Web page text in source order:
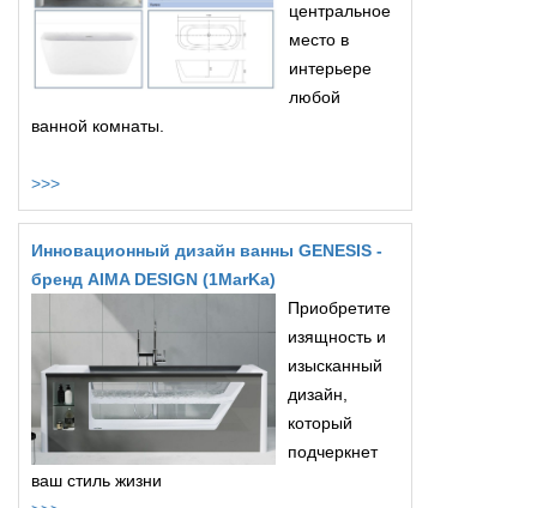
центральное
место в
интерьере
любой
ванной комнаты.
>>>
Инновационный дизайн ванны GENESIS -
бренд AIMA DESIGN (1MarKa)
Приобретите
изящность и
изысканный
дизайн,
который
подчеркнет
ваш стиль жизни